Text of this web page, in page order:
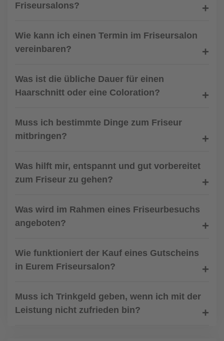
Friseursalons?
Wie kann ich einen Termin im Friseursalon
vereinbaren?
Was ist die übliche Dauer für einen
Haarschnitt oder eine Coloration?
Muss ich bestimmte Dinge zum Friseur
mitbringen?
Was hilft mir, entspannt und gut vorbereitet
zum Friseur zu gehen?
Was wird im Rahmen eines Friseurbesuchs
angeboten?
Wie funktioniert der Kauf eines Gutscheins
in Eurem Friseursalon?
Muss ich Trinkgeld geben, wenn ich mit der
Leistung nicht zufrieden bin?